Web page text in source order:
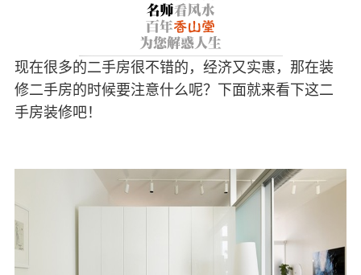
现在很多的二手房很不错的，经济又实惠，那在装
修二手房的时候要注意什么呢？下面就来看下这二
手房装修吧！